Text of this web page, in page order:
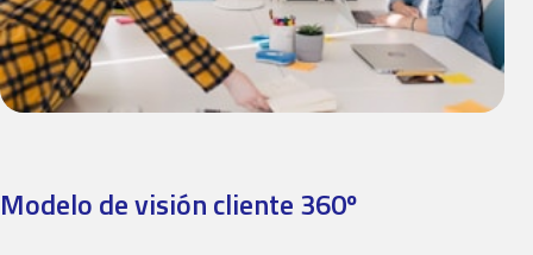
Modelo de visión cliente 360º